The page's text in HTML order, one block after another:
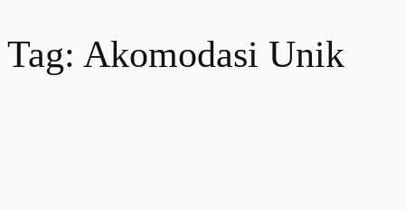
Tag: Akomodasi Unik